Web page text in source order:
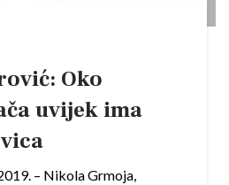
Oko
uvijek ima
– Nikola Grmoja,